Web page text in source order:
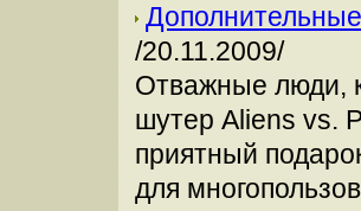
/20.11.2009/
Отважные люди,
шутер Aliens vs.
приятный
для